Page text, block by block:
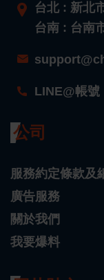
台北 : 新北
台南 : 台南
LINE@帳
公司
服務約定條款及
廣告服務
關於我們
我要爆料